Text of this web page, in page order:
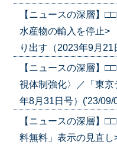
【ニュースの深層】
水産物の輸入を停止>
り出す（2023年9月21
【ニュースの深層】
視体制強化〉／「東
年8月31日号）('23/09/
【ニュースの深層】
料無料」表示の見直